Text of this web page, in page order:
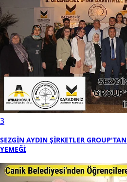
3
SEZGİN AYDIN ŞİRKETLER
YEMEĞİ